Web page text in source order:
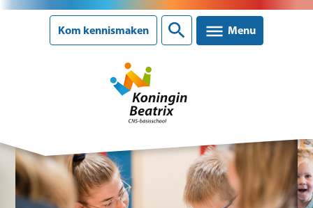
Kom kennismaken Menu
Onze school
Ons onderwijs